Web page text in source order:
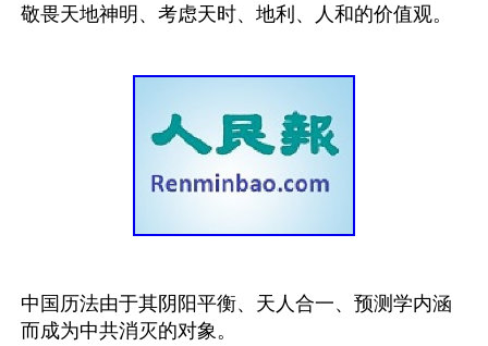
中国历法由于其阴阳平衡、天人合一、预测学内涵
而成为中共消灭的对象。